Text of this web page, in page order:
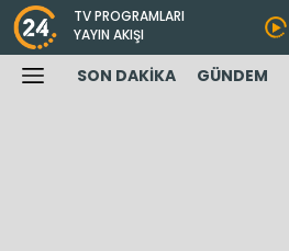
TV PROGRAMLARI
YAYIN AKIŞI
SON DAKİKA GÜNDEM